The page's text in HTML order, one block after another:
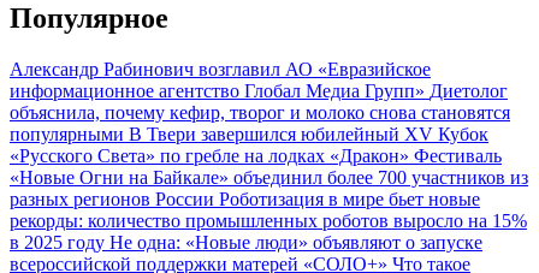
Популярное
Александр Рабинович возглавил АО «Евразийское
информационное агентство Глобал Медиа Групп» Диетолог
объяснила, почему кефир, творог и молоко снова становятся
популярными В Твери завершился юбилейный XV Кубок
«Русского Света» по гребле на лодках «Дракон» Фестиваль
«Новые Огни на Байкале» объединил более 700 участников из
разных регионов России Роботизация в мире бьет новые
рекорды: количество промышленных роботов выросло на 15%
в 2025 году Не одна: «Новые люди» объявляют о запуске
всероссийской поддержки матерей «СОЛО+» Что такое